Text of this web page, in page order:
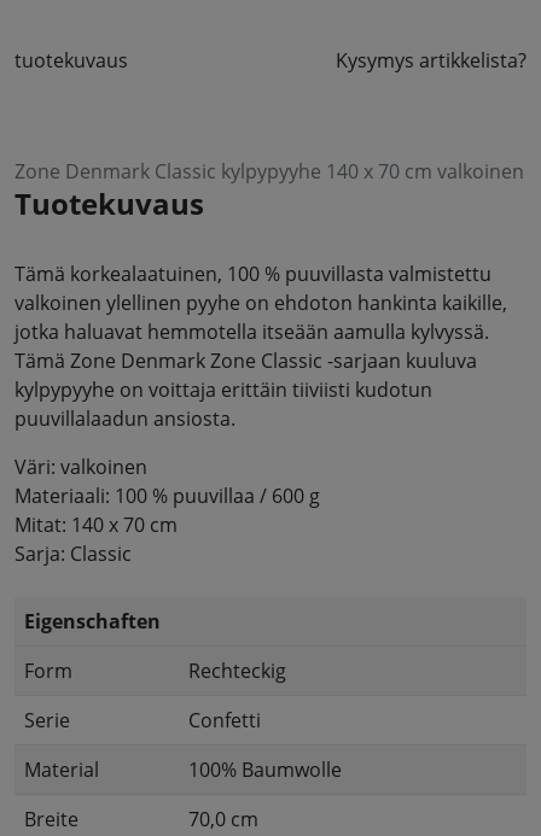
tuotekuvaus Kysymys artikkelista?
Zone Denmark Classic kylpypyyhe 140 x 70 cm valkoinen
Tuotekuvaus
Tämä korkealaatuinen, 100 % puuvillasta valmistettu
valkoinen ylellinen pyyhe on ehdoton hankinta kaikille,
jotka haluavat hemmotella itseään aamulla kylvyssä.
Tämä Zone Denmark Zone Classic -sarjaan kuuluva
kylpypyyhe on voittaja erittäin tiiviisti kudotun
puuvillalaadun ansiosta.
Väri: valkoinen
Materiaali: 100 % puuvillaa / 600 g
Mitat: 140 x 70 cm
Sarja: Classic
Eigenschaften
Form
Rechteckig
Serie
Confetti
Material
100% Baumwolle
Breite
70,0 cm